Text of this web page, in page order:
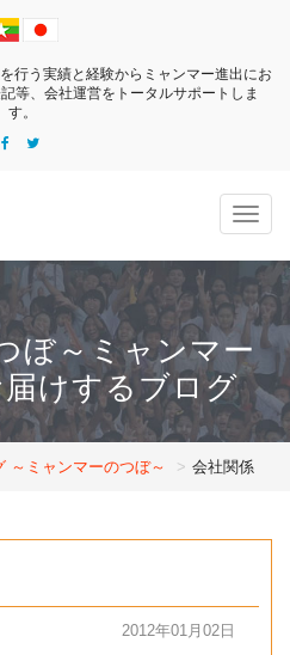
行う実績と経験からミャンマー進出にお
等、会社運営をトータルサポートしま
す。
ぼ～ミャンマー
けするブログ
～ミャンマーのつぼ～ 会社関係
2012年01月02日